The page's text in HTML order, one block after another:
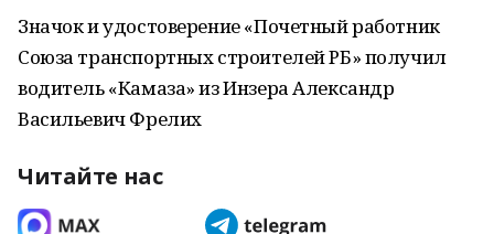
Значок и удостоверение «Почетный работник
Союза транспортных строителей РБ» получил
водитель «Камаза» из Инзера Александр
Васильевич Фрелих
Читайте нас